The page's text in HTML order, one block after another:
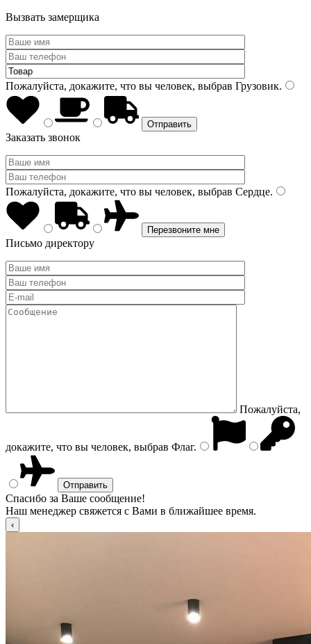
Вызвать замерщика
Пожалуйста, докажите, что вы человек, выбрав Грузовик.
Заказать звонок
Пожалуйста, докажите, что вы человек, выбрав Сердце.
Письмо директору
Пожалуйста,
докажите, что вы человек, выбрав Флаг.
Спасибо за Ваше сообщение!
Наш менеджер свяжется с Вами в ближайшее время.